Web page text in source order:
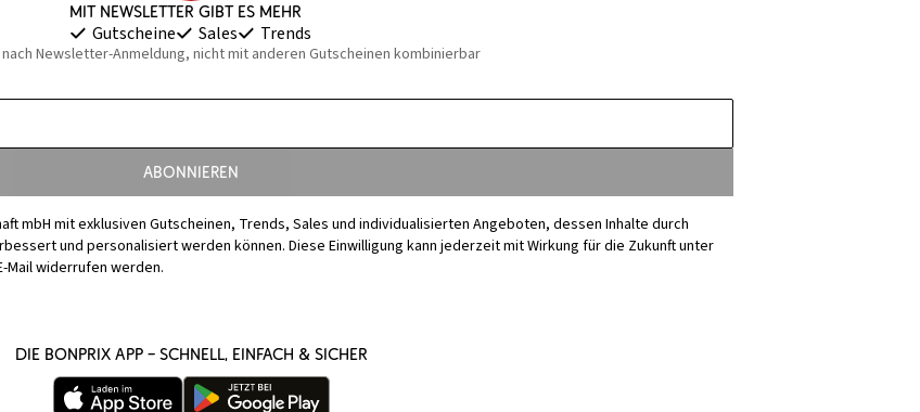
Mit Newsletter gibt es mehr
Gutscheine Sales Trends
Newsletter-Anmeldung, nicht mit anderen Gutscheinen kombinierbar
Abonnieren
mbH mit exklusiven Gutscheinen, Trends, Sales und individualisierten Angeboten, dessen Inhalte durch
und personalisiert werden können. Diese Einwilligung kann jederzeit mit Wirkung für die Zukunft unter
Mail widerrufen werden.
Die bonprix App – schnell, einfach & sicher